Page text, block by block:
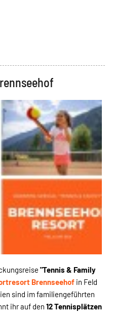
"Tennis & Family
Brennseehof in Feld
sind im familiengeführten
ihr auf den 12 Tennisplätzen